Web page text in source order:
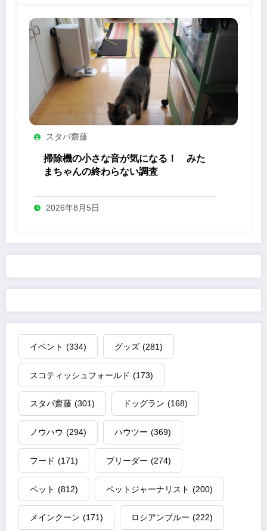
スタパ齋藤
掃除機の小さな音が気になる！ みた
まちゃんの終わらない調査
2026年8月5日
イベント (334) グッズ (281)
スコティッシュフォールド (173)
スタパ齋藤 (301) ドッグラン (168)
ノウハウ (294) ハウツー (369)
フード (171) ブリーダー (274)
ペット (812) ペットジャーナリスト (200)
メインクーン (171) ロシアンブルー (222)